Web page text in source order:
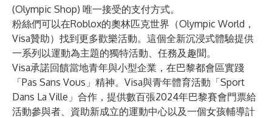
(Olympic Shop) 唯一接受的支付方式。
粉絲們可以在Roblox的奧林匹克世界（Olympic World，
Visa贊助） 找到更多歡樂活動。這個全新沉浸式體驗提供
一系列以運動為主題的獨特活動、任務及趣聞。
Visa承諾回饋當地青年與小型企業，在巴黎都會區實踐
「Pas Sans Vous」精神。Visa與青年體育活動「Sport
Dans La Ville」合作，提供數百張2024年巴黎賽會門票給
活動參與者、資助新成立的運動中心以及一個女孩輔導計